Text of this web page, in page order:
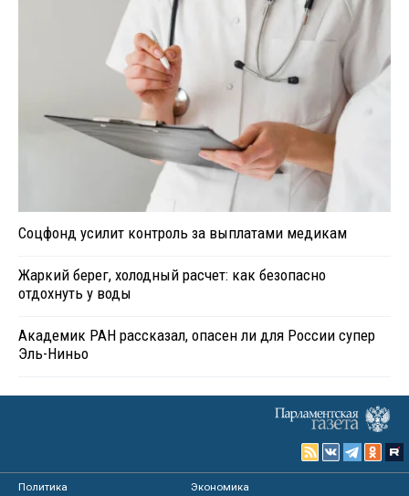
Соцфонд усилит контроль за выплатами медикам
Жаркий берег, холодный расчет: как безопасно
отдохнуть у воды
Академик РАН рассказал, опасен ли для России супер
Эль-Ниньо
Политика
Экономика